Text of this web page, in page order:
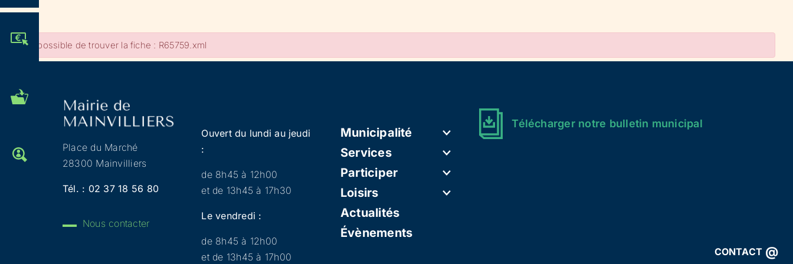
ADMINISTRATIVES
OFFRES D'EMPLOI
CONTACT @
Impossible de trouver la fiche : R65759.xml
Place du Marché
28300 Mainvilliers
Tél. : 02 37 18 56 80
Nous contacter
Ouvert du lundi au jeudi
:
de 8h45 à 12h00
et de 13h45 à 17h30
Le vendredi :
de 8h45 à 12h00
et de 13h45 à 17h00
Municipalité
Services
Participer
Loisirs
Actualités
Évènements
Télécharger notre bulletin municipal